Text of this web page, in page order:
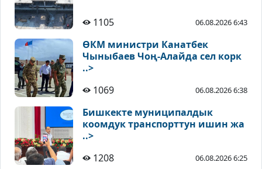
1105 06.08.2026 6:43
ӨКМ министри Канатбек
Чыныбаев Чоң-Алайда сел корк
..>
1069
06.08.2026 6:38
Бишкекте муниципалдык
коомдук транспорттун ишин жа
..>
1208
06.08.2026 6:25